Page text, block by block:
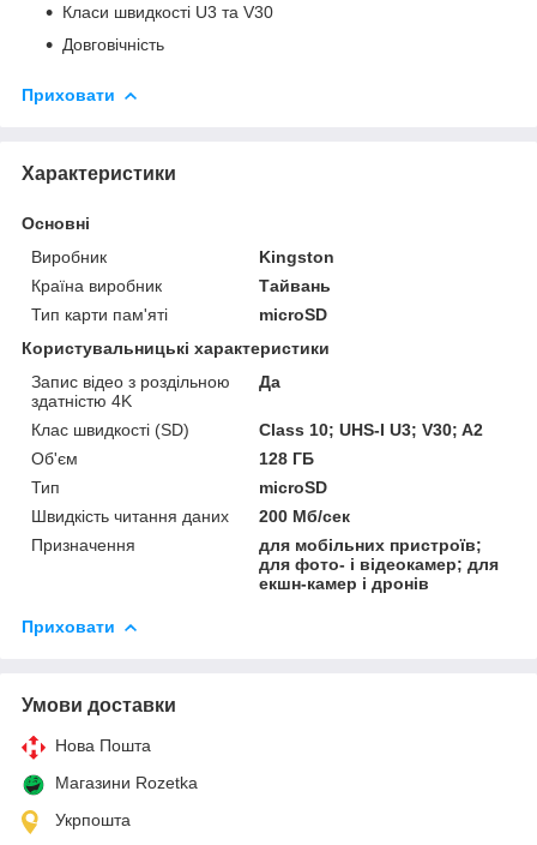
Класи швидкості U3 та V30
Довговічність
Приховати
Характеристики
Основні
Виробник
Kingston
Країна виробник
Тайвань
Тип карти пам'яті
microSD
Користувальницькі характеристики
Запис відео з роздільною
здатністю 4K
Да
Клас швидкості (SD)
Class 10; UHS-I U3; V30; A2
Об'єм
128 ГБ
Тип
microSD
Швидкість читання даних
200 Мб/сек
Призначення
для мобільних пристроїв;
для фото- і відеокамер; для
екшн-камер і дронів
Приховати
Умови доставки
Нова Пошта
Магазини Rozetka
Укрпошта